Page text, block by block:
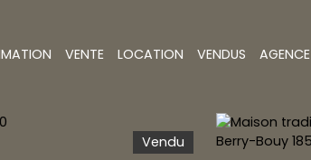
VENTE LOCATION VENDUS AGENCE
Vendu